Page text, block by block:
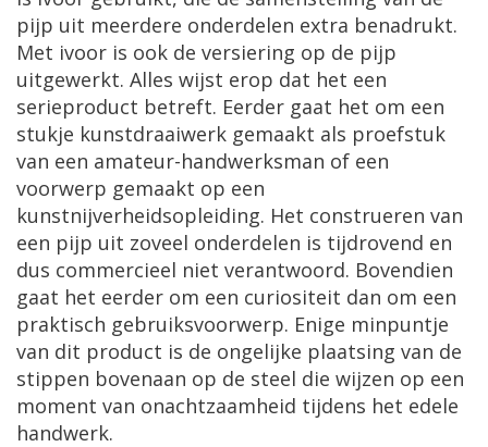
pijp uit meerdere onderdelen extra benadrukt.
Met ivoor is ook de versiering op de pijp
uitgewerkt. Alles wijst erop dat het een
serieproduct betreft. Eerder gaat het om een
stukje kunstdraaiwerk gemaakt als proefstuk
van een amateur-handwerksman of een
voorwerp gemaakt op een
kunstnijverheidsopleiding. Het construeren van
een pijp uit zoveel onderdelen is tijdrovend en
dus commercieel niet verantwoord. Bovendien
gaat het eerder om een curiositeit dan om een
praktisch gebruiksvoorwerp. Enige minpuntje
van dit product is de ongelijke plaatsing van de
stippen bovenaan op de steel die wijzen op een
moment van onachtzaamheid tijdens het edele
handwerk.